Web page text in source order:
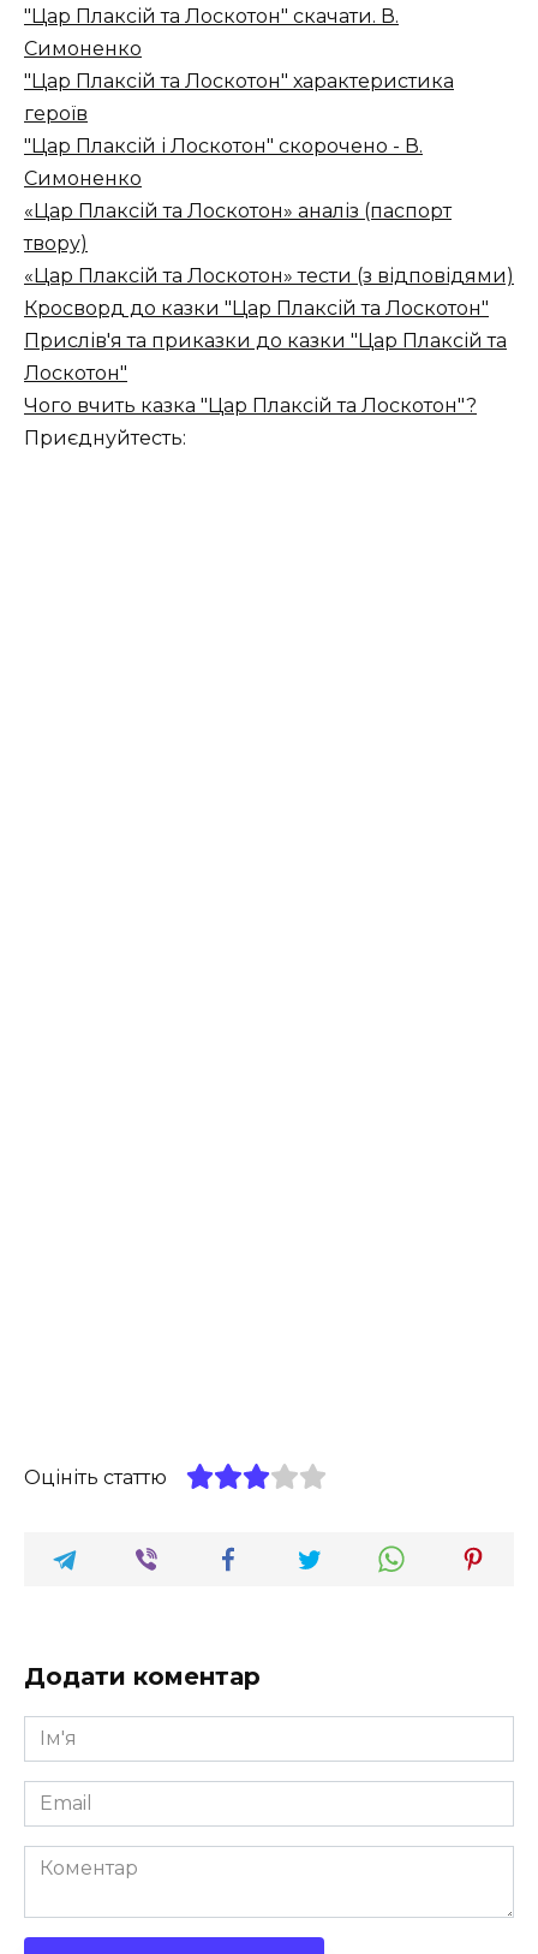
"Цар Плаксій та Лоскотон" скачати. В.
Симоненко
"Цар Плаксій та Лоскотон" характеристика
героїв
"Цар Плаксій і Лоскотон" скорочено - В.
Симоненко
«Цар Плаксій та Лоскотон» аналіз (паспорт
твору)
«Цар Плаксій та Лоскотон» тести (з відповідями)
Кросворд до казки "Цар Плаксій та Лоскотон"
Прислів'я та приказки до казки "Цар Плаксій та
Лоскотон"
Чого вчить казка "Цар Плаксій та Лоскотон"?
Приєднуйтесть:
Оцініть статтю
Додати коментар
Ім'я
*
Email
*
Коментар